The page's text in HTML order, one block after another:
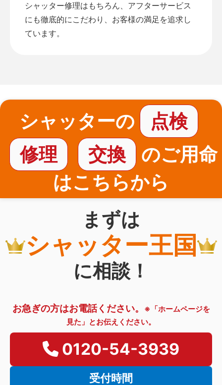
シャッター修理はもちろん、アフターサービス
にも徹底的にこだわり、お客様の満足を追求し
ています。
シャッターの
点検
修理
交換
のご用命
はこちらから
まずは
シャッター王国
に相談！
お急ぎの方はお電話ください。
※「ホームページを
見た」とお伝えください。
0120-54-3939
受付時間